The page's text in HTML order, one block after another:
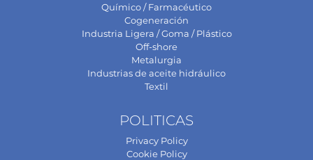
Químico / Farmacéutico
Cogeneración
Industria Ligera / Goma / Plástico
Off-shore
Metalurgia
Industrias de aceite hidráulico
Textil
POLITICAS
Privacy Policy
Cookie Policy